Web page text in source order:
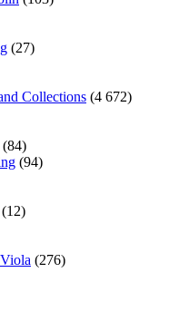
(27)
Collections (4 672)
(84)
(94)
(12)
(276)